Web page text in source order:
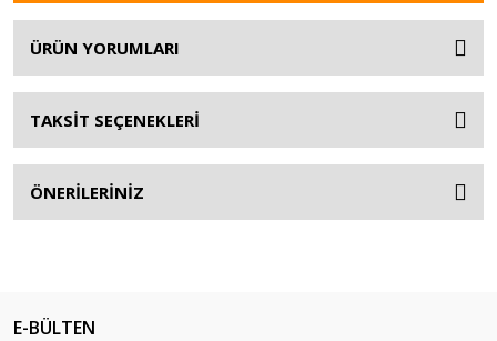
ÜRÜN YORUMLARI
TAKSİT SEÇENEKLERİ
ÖNERİLERİNİZ
E-BÜLTEN